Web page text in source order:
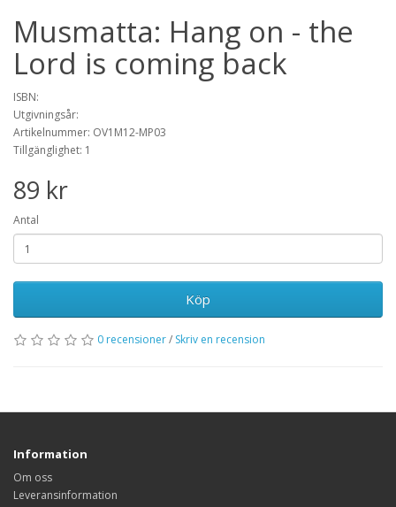
Musmatta: Hang on - the
Lord is coming back
ISBN:
Utgivningsår:
Artikelnummer: OV1M12-MP03
Tillgänglighet: 1
89 kr
Antal
Köp
0 recensioner/ Skriv en recension
Information
Om oss
Leveransinformation